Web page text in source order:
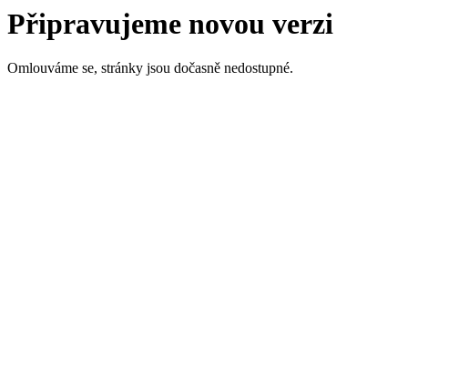
Připravujeme novou verzi
Omlouváme se, stránky jsou dočasně nedostupné.